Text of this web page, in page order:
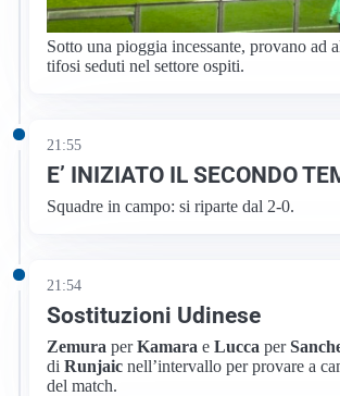
Sotto una pioggia incessante, provano ad
tifosi seduti nel settore ospiti.
21:55
E’ INIZIATO IL SECONDO
Squadre in campo: si riparte dal 2-0.
21:54
Sostituzioni Udinese
Zemura perKamara eLucca per
diRunjaic nell’intervallo per provare a
del match.